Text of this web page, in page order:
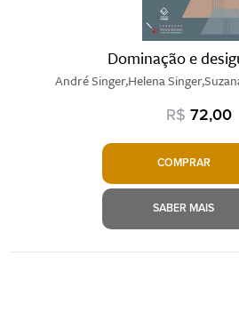
Dominação e
André Singer,Helena
R$ 72,00
COMPRAR
SABER MAIS